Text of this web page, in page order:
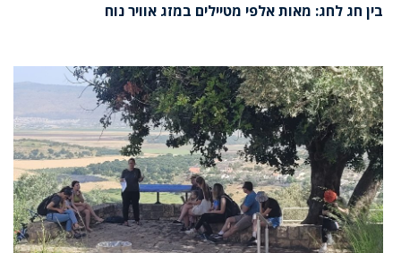
בין חג לחג: מאות אלפי מטיילים במזג אוויר נוח